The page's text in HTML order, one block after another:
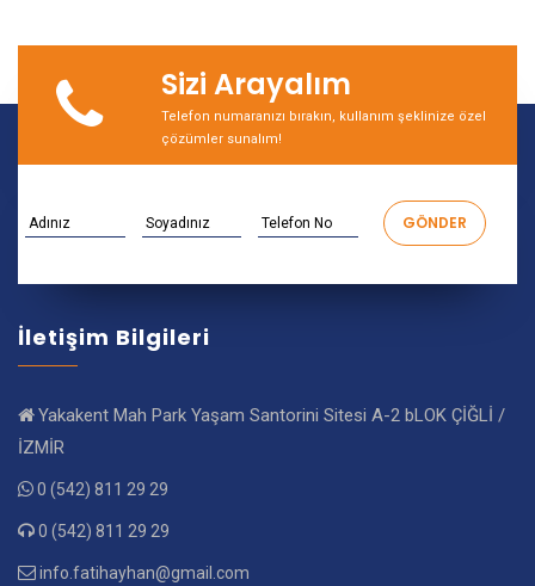
Sizi Arayalım
Telefon numaranızı bırakın, kullanım şeklinize özel
çözümler sunalım!
İletişim Bilgileri
Yakakent Mah Park Yaşam Santorini Sitesi A-2 bLOK ÇİĞLİ /
İZMİR
0 (542) 811 29 29
0 (542) 811 29 29
info.fatihayhan@gmail.com